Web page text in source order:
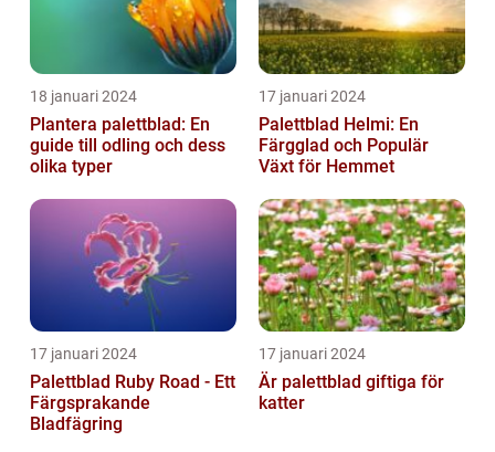
18 januari 2024
Plantera palettblad: En
guide till odling och dess
olika typer
17 januari 2024
Palettblad Helmi: En
Färgglad och Populär
Växt för Hemmet
17 januari 2024
Palettblad Ruby Road - Ett
Färgsprakande
Bladfägring
17 januari 2024
Är palettblad giftiga för
katter